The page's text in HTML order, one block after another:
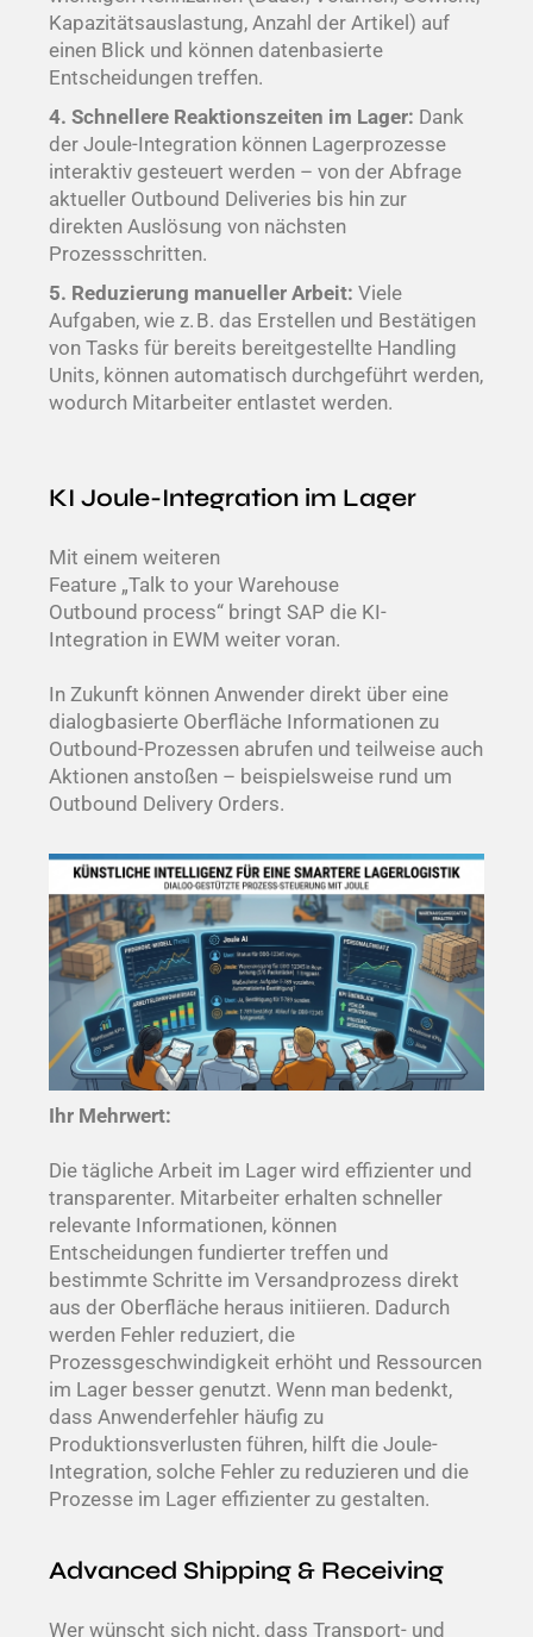
Kapazitätsauslastung, Anzahl der Artikel) auf
einen Blick und können datenbasierte
Entscheidungen treffen.
4. Schnellere Reaktionszeiten im Lager: Dank
der Joule-Integration können Lagerprozesse
interaktiv gesteuert werden – von der Abfrage
aktueller Outbound Deliveries bis hin zur
direkten Auslösung von nächsten
Prozessschritten.
5. Reduzierung manueller Arbeit: Viele
Aufgaben, wie z. B. das Erstellen und Bestätigen
von Tasks für bereits bereitgestellte Handling
Units, können automatisch durchgeführt werden,
wodurch Mitarbeiter entlastet werden.
KI Joule-Integration im Lager
Mit einem weiteren
Feature „Talkto your Warehouse
Outbound process“ bringt SAP die KI-
Integration in EWM weiter voran.
In Zukunft können Anwender direkt über eine
dialogbasierte Oberfläche Informationen zu
Outbound-Prozessen abrufen und teilweise auch
Aktionen anstoßen – beispielsweise rund um
Outbound Delivery Orders.
Ihr Mehrwert:
Die tägliche Arbeit im Lager wird effizienter und
transparenter. Mitarbeiter erhalten schneller
relevante Informationen, können
Entscheidungen fundierter treffen und
bestimmte Schritte im Versandprozess direkt
aus der Oberfläche heraus initiieren. Dadurch
werden Fehler reduziert, die
Prozessgeschwindigkeit erhöht und Ressourcen
im Lager besser genutzt. Wenn man bedenkt,
dass Anwenderfehler häufig zu
Produktionsverlusten führen, hilft die Joule-
Integration, solche Fehler zu reduzieren und die
Prozesse im Lager effizienter zu gestalten.
Advanced Shipping & Receiving
Wer wünscht sich nicht, dass Transport- und